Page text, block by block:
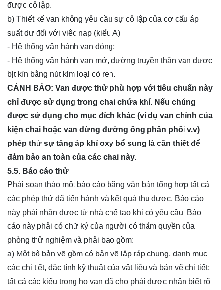
được cô lập.
b) Thiết kế van không yêu cầu sự cô lập của cơ cấu áp
suất dư đối với việc nạp (kiểu A)
- Hệ thống vận hành van đóng;
- Hệ thống vận hành van mở, đường truyền thân van được
bịt kín bằng nút kim loại có ren.
CẢNH BÁO: Van được thử phù hợp với tiêu chuẩn này
chỉ được sử dụng trong chai chứa khí. Nếu chúng
được sử dụng cho mục đích khác (ví dụ van chính của
kiện chai hoặc van dừng đường ống phân phối v.v)
phép thử sự tăng áp khí oxy bổ sung là cần thiết để
đảm bảo an toàn của các chai này.
5.5. Báo cáo thử
Phải soạn thảo một báo cáo bằng văn bản tổng hợp tất cả
các phép thử đã tiến hành và kết quả thu được. Báo cáo
này phải nhận được từ nhà chế tạo khi có yêu cầu. Báo
cáo này phải có chữ ký của người có thẩm quyền của
phòng thử nghiệm và phải bao gồm:
a) Một bộ bản vẽ gồm có bản vẽ lắp ráp chung, danh mục
các chi tiết, đặc tính kỹ thuật của vật liệu và bản vẽ chi tiết;
tất cả các kiểu trong họ van đã cho phải được nhận biết rõ